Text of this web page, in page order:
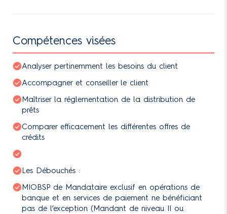
Compétences visées
Analyser pertinemment les besoins du client
Accompagner et conseiller le client
Maîtriser la réglementation de la distribution de
prêts
Comparer efficacement les différentes offres de
crédits
Les Débouchés :
MIOBSP de Mandataire exclusif en opérations de
banque et en services de paiement ne bénéficiant
pas de l’exception (Mandant de niveau II ou